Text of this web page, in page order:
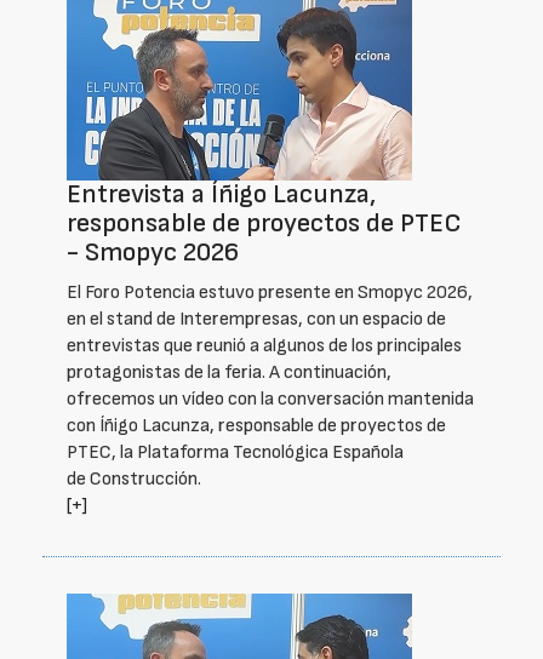
Entrevista a Íñigo Lacunza,
responsable de proyectos de PTEC
- Smopyc 2026
El Foro Potencia estuvo presente en Smopyc 2026,
en el stand de Interempresas, con un espacio de
entrevistas que reunió a algunos de los principales
protagonistas de la feria. A continuación,
ofrecemos un vídeo con la conversación mantenida
con Íñigo Lacunza, responsable de proyectos de
PTEC, la Plataforma Tecnológica Española
de Construcción.
[+]